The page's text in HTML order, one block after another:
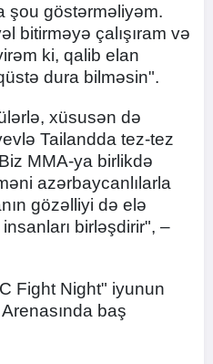
şou göstərməliyəm.
bitirməyə çalışıram və
ki, qalib elan
dura bilməsin".
xüsusən də
Tailandda tez-tez
MMA-ya birlikdə
azərbaycanlılarla
gözəlliyi də elə
birləşdirir", –
Fight Night" iyunun
baş